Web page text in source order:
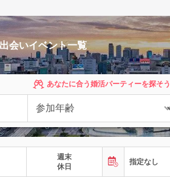
会いイベント一覧
あなたに合う婚活パーティーを探そう
週末
休日
指定なし